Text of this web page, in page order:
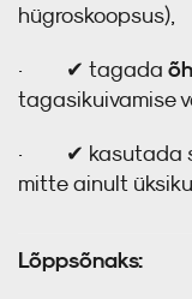
hügroskoopsus),
· ✔ tagada
tagasikuivamise
· ✔ kasutada
mitte ainult
Lõppsõnaks: